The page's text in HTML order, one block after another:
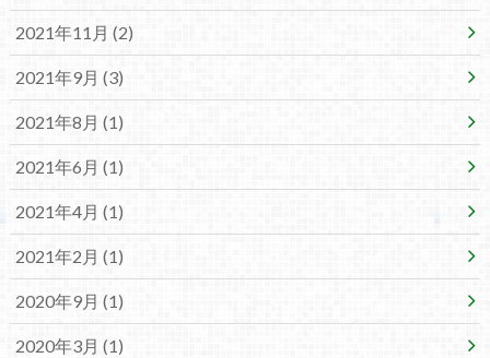
2021年11月 (2)
2021年9月 (3)
2021年8月 (1)
2021年6月 (1)
2021年4月 (1)
2021年2月 (1)
2020年9月 (1)
2020年3月 (1)